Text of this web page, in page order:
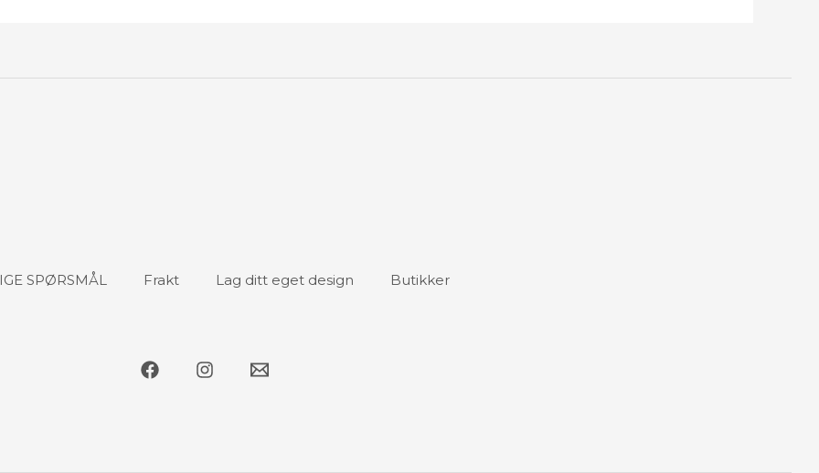
SPØRSMÅL Frakt Lag ditt eget design Butikker